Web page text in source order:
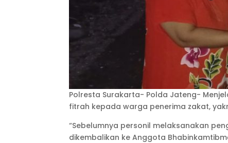
Polresta Surakarta- Polda Jateng-
fitrah kepada warga penerima zakat,
“Sebelumnya personil melaksanakan
dikembalikan ke Anggota